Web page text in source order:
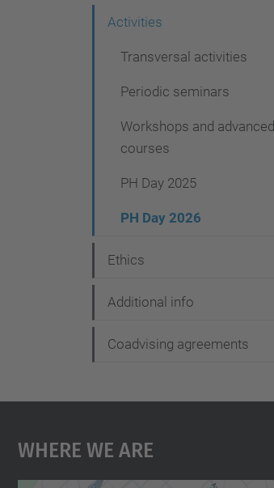
Activities
Transversal activities
Periodic seminars
Workshops and advanced
courses
PH Day 2025
PH Day 2026
Ethics
Additional info
Coadvising agreements
Where We Are